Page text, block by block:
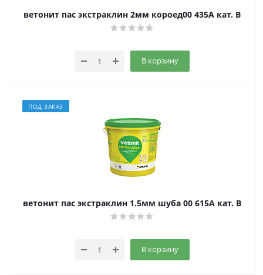
ветонит пас экстраклин 2мм короед00 435A кат. B
В корзину
ПОД ЗАКАЗ
ветонит пас экстраклин 1.5мм шуба 00 615A кат. B
В корзину